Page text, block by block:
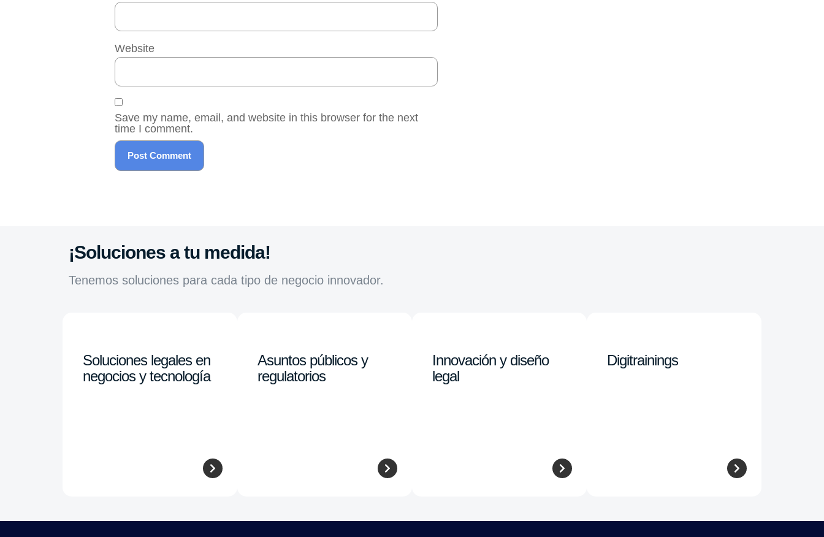
Website
Save my name, email, and website in this browser for the next
time I comment.
¡Soluciones a tu medida!
Tenemos soluciones para cada tipo de negocio innovador.
Soluciones legales en
negocios y tecnología
Asuntos públicos y
regulatorios
Innovación y diseño
legal
Digitrainings